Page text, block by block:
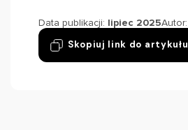
Data publikacji: lipiec 2025Autor:
Skopiuj link do artykułu